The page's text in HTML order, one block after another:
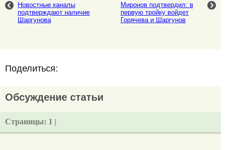
Новостные каналы
подтверждают наличие
Шаргунова
Миронов подтвердил: в
первую тройку войдет
Горячева и Шаргунов
Поделиться:
Обсуждение статьи
Страницы: 1 |